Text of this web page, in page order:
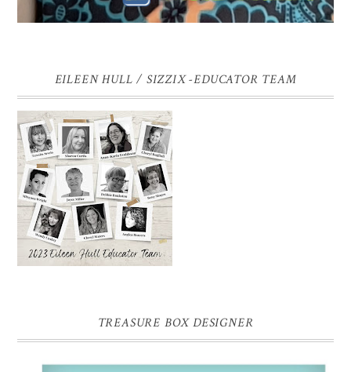
EILEEN HULL / SIZZIX -EDUCATOR TEAM
TREASURE BOX DESIGNER